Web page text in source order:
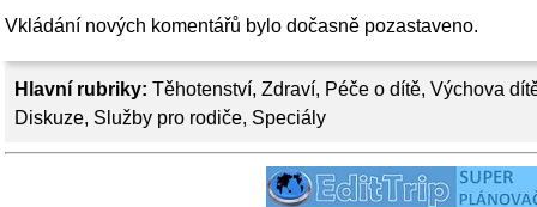
Hlavní rubriky: Těhotenství, Zdraví, Péče o dítě, Výchova
Diskuze, Služby pro rodiče, Speciály
Vkládání nových komentářů bylo dočasně pozastaveno.